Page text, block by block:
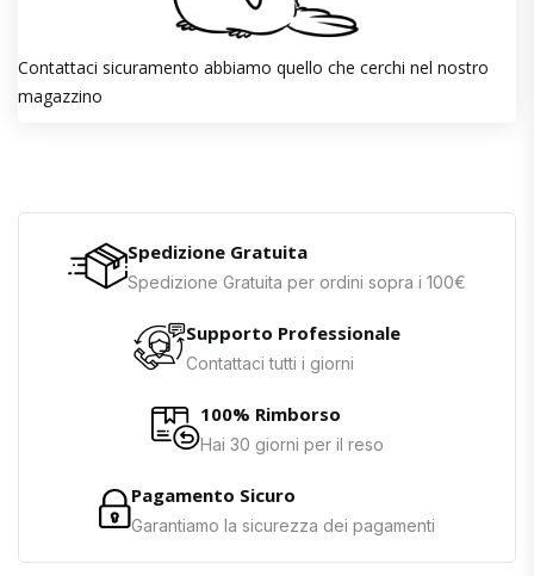
Contattaci sicuramento abbiamo quello che cerchi nel nostro
magazzino
Spedizione Gratuita
Spedizione Gratuita per ordini sopra i 100€
Supporto Professionale
Contattaci tutti i giorni
100% Rimborso
Hai 30 giorni per il reso
Pagamento Sicuro
Garantiamo la sicurezza dei pagamenti